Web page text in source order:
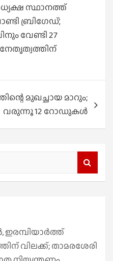
സ്ഥാനത്ത്
ബ്രിഗേഡ്’,
വേണ്ടി 27
മുഖച്ഛായ മാറും;
വരുന്നൂ 12 റോഡുകള്‍
ഇരമ്പിയാര്‍ത്ത്
വിലക്ക്; താമരശേരി